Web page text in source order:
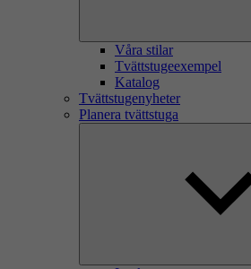
Våra stilar
Tvättstugeexempel
Katalog
Tvättstugenyheter
Planera tvättstuga